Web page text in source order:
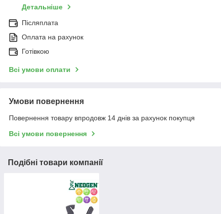
Детальніше
Післяплата
Оплата на рахунок
Готівкою
Всі умови оплати
Умови повернення
Повернення товару впродовж 14 днів за рахунок покупця
Всі умови повернення
Подібні товари компанії